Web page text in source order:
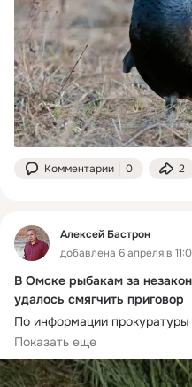
угодья конкретного
области.
До начала подачи
- госпошлину за выдачу
- сбор за пользование о
Комментарии 0 2
Алексей Бастрон
добавлена 6 апреля в
В Омске рыбакам за
удалось смягчить приговор
По информации
кассационный суд общей
приговора Черлакского
отношении 3 местных
Показать еще